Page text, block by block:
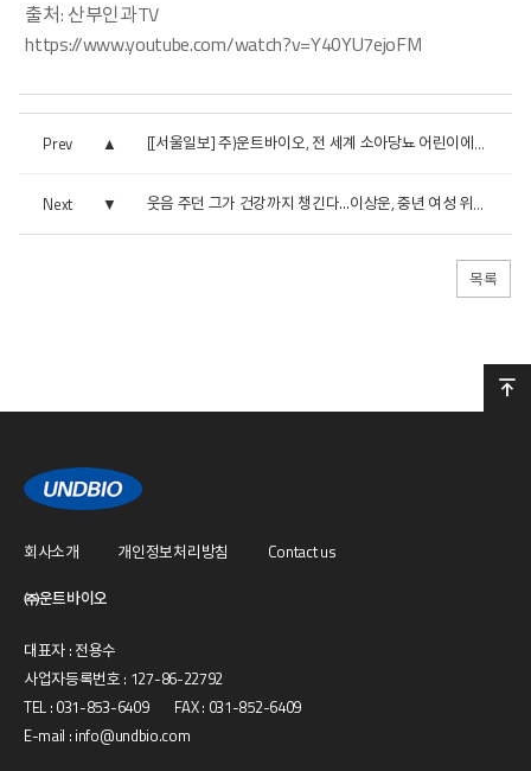
출처: 산부인과TV
https://www.youtube.com/watch?v=Y40YU7ejoFM
Prev [[서울일보] 주)운트바이오, 전 세계 소아당뇨 어린이에게 인...
Next 웃음 주던 그가 건강까지 챙긴다…이상운, 중년 여성 위한 ...
목록
회사소개 개인정보처리방침
Contact us
㈜운트바이오
대표자 : 전용수
사업자등록번호 : 127-86-22792
TEL : 031-853-6409 FAX : 031-852-6409
E-mail : info@undbio.com